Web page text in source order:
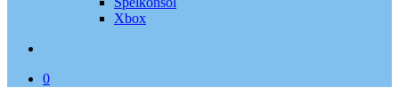
Xbox
0